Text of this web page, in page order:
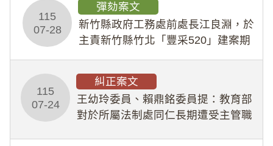
115
07-28
彈劾案文
新竹縣政府工務處前處長江良淵，於
主責新竹縣竹北「豐采520」建案期
幣1,483萬餘元，並長期收受建商餽
贈；復罔顧公共安全，圖利默許建商
於停工期間
115
07-24
糾正案文
王幼玲委員、賴鼎銘委員提：教育部
對於所屬法制處同仁長期遭受主管職